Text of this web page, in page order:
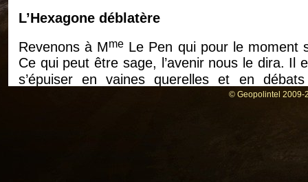
L’Hexagone déblatère
Revenons à Mme Le Pen qui pour le moment
Ce qui peut être sage, l’avenir nous le dira.
s’épuiser en vaines querelles et en
partitocratie gaucho-droitière. Jactance
© Geopolintel 2009-